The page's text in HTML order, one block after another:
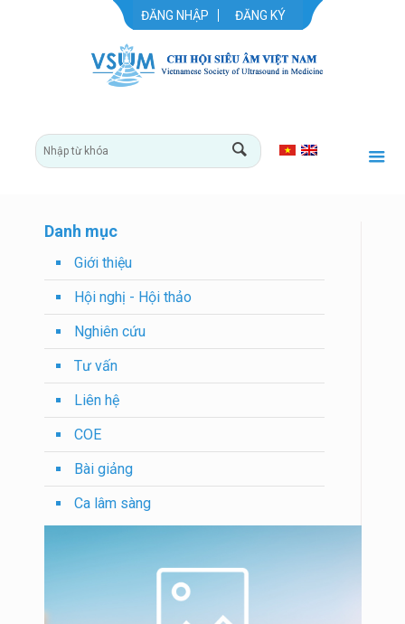
ĐĂNG NHẬP ĐĂNG KÝ
Danh mục
Giới thiệu
Hội nghị - Hội thảo
Nghiên cứu
Tư vấn
Liên hệ
COE
Bài giảng
Ca lâm sàng